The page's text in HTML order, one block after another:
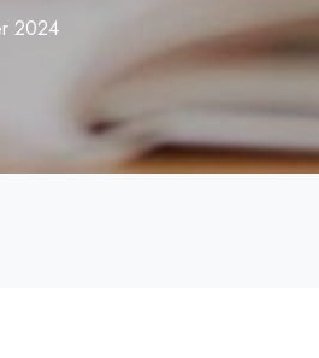
2024